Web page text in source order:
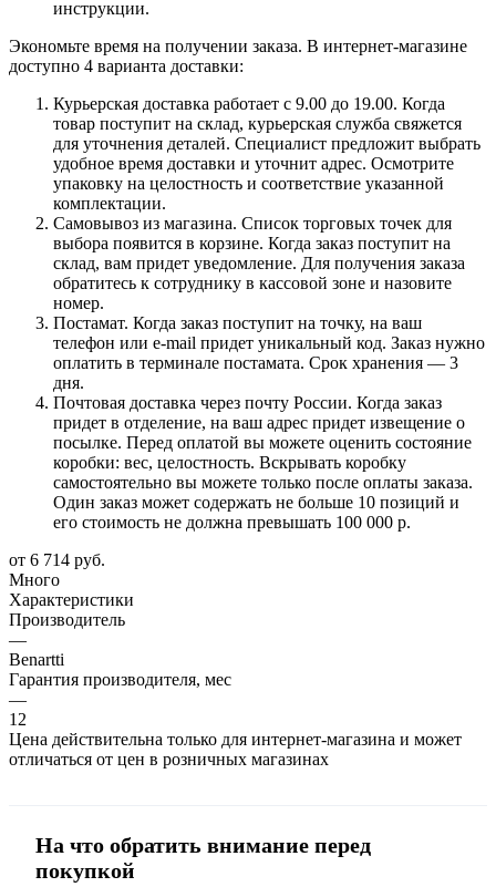
инструкции.
Экономьте время на получении заказа. В интернет-магазине
доступно 4 варианта доставки:
Курьерская доставка работает с 9.00 до 19.00. Когда
товар поступит на склад, курьерская служба свяжется
для уточнения деталей. Специалист предложит выбрать
удобное время доставки и уточнит адрес. Осмотрите
упаковку на целостность и соответствие указанной
комплектации.
Самовывоз из магазина. Список торговых точек для
выбора появится в корзине. Когда заказ поступит на
склад, вам придет уведомление. Для получения заказа
обратитесь к сотруднику в кассовой зоне и назовите
номер.
Постамат. Когда заказ поступит на точку, на ваш
телефон или e-mail придет уникальный код. Заказ нужно
оплатить в терминале постамата. Срок хранения — 3
дня.
Почтовая доставка через почту России. Когда заказ
придет в отделение, на ваш адрес придет извещение о
посылке. Перед оплатой вы можете оценить состояние
коробки: вес, целостность. Вскрывать коробку
самостоятельно вы можете только после оплаты заказа.
Один заказ может содержать не больше 10 позиций и
его стоимость не должна превышать 100 000 р.
от 6 714 руб.
Много
Характеристики
Производитель
—
Benartti
Гарантия производителя, мес
—
12
Цена действительна только для интернет-магазина и может
отличаться от цен в розничных магазинах
На что обратить внимание перед
покупкой